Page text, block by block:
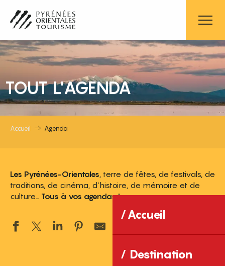
contenu
principal
Accueil
Destination
TOUT L'AGENDA
Accueil Agenda
Les Pyrénées-Orientales , terre de fêtes, de festivals, de
traditions, de cinéma, d’histoire, de mémoire et de
culture… Tous à vos agendas !